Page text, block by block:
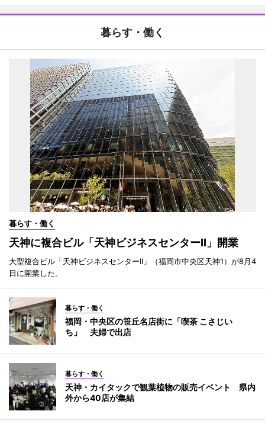
暮らす・働く
暮らす・働く
天神に複合ビル「天神ビジネスセンターII」開業
大型複合ビル「天神ビジネスセンターII」（福岡市中央区天神1）が8月4
日に開業した。
暮らす・働く
福岡・中央区の笹丘名店街に「喫茶 こさじい
ち」 夫婦で出店
暮らす・働く
天神・カイタックで観葉植物の販売イベント 県内
外から40店が集結